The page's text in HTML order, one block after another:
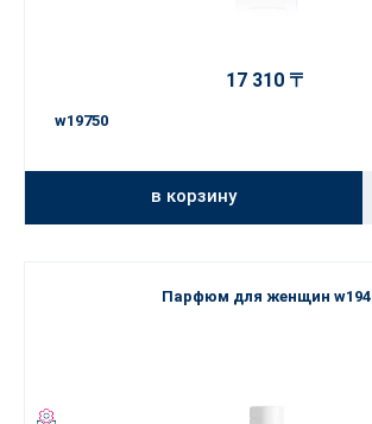
17 310 〒
w19750
в корзину
Парфюм для женщин w194